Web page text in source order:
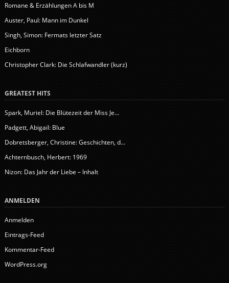
Romane & Erzählungen A bis M
Auster, Paul: Mann im Dunkel
Singh, Simon: Fermats letzter Satz
Eichborn
Christopher Clark: Die Schlafwandler (kurz)
GREATEST HITS
Spark, Muriel: Die Blütezeit der Miss Je...
Padgett, Abigail: Blue
Dobretsberger, Christine: Geschichten, d...
Achternbusch, Herbert: 1969
Nizon: Das Jahr der Liebe – Inhalt
ANMELDEN
Anmelden
Eintrags-Feed
Kommentar-Feed
WordPress.org